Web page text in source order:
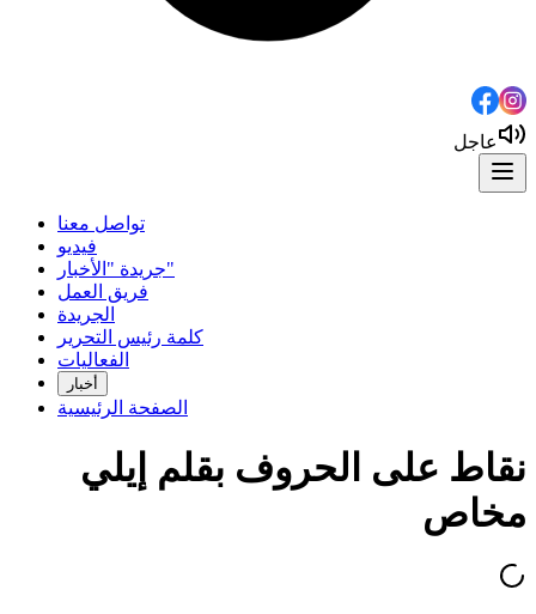
عاجل
تواصل معنا
فيديو
جريدة "الأخبار"
فريق العمل
الجريدة
كلمة رئيس التحرير
الفعاليات
أخبار
الصفحة الرئيسية
نقاط على الحروف بقلم إيلي
مخاص